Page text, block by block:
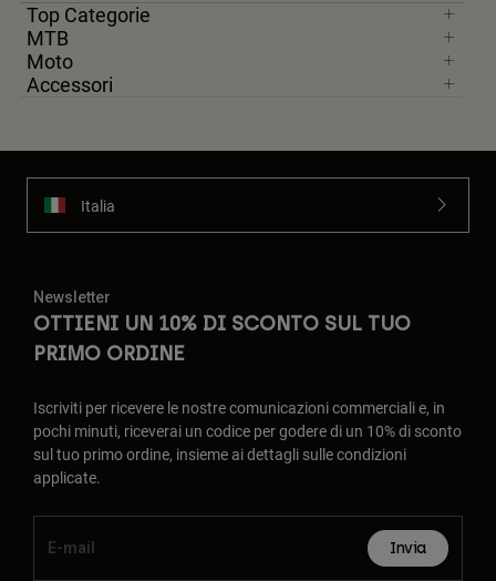
Top Categorie
MTB
Moto
Accessori
Italia
Newsletter
OTTIENI UN 10% DI SCONTO SUL TUO
PRIMO ORDINE
Iscriviti per ricevere le nostre comunicazioni commerciali e, in
pochi minuti, riceverai un codice per godere di un 10% di sconto
sul tuo primo ordine, insieme ai dettagli sulle condizioni
applicate.
Invia